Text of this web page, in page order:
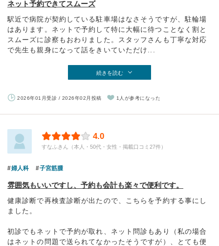
ネット予約できてスムーズ
駅近で病院が契約している駐車場はなさそうですが、駐輪場
はあります。ネットで予約して特に大幅に待つことなく割と
スムーズに診察もおわりました。スタッフさんも丁寧な対応
で先生も親身になって話をきいていただけ...
続きを読む
2026年01月受診 / 2026年02月投稿 1人が参考になった
4.0
すなふきん（本人・50代・女性・掲載口コミ27件）
婦人科 子宮筋腫
雰囲気もいいですし、予約も会計も楽々で便利です。
健康診断で再検査診断が出たので、こちらを予約する事にし
ました。
初診でもネットで予約が取れ、ネット問診もあり（私の場合
はネットの問題で送られてなかったそうですが）、とても便